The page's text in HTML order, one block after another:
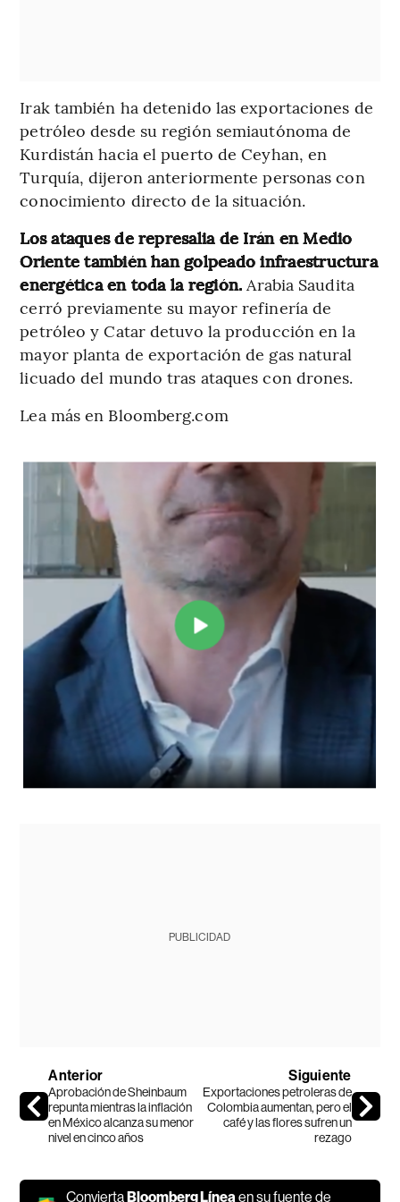
Irak también ha detenido las exportaciones de
petróleo desde su región semiautónoma de
Kurdistán hacia el puerto de Ceyhan, en
Turquía, dijeron anteriormente personas con
conocimiento directo de la situación.
Los ataques de represalia de Irán en Medio
Oriente también han golpeado infraestructura
energética en toda la región. Arabia Saudita
cerró previamente su mayor refinería de
petróleo y Catar detuvo la producción en la
mayor planta de exportación de gas natural
licuado del mundo tras ataques con drones.
Lea más en Bloomberg.com
PUBLICIDAD
Anterior
Aprobación de Sheinbaum
repunta mientras la inflación
en México alcanza su menor
nivel en cinco años
Siguiente
Exportaciones petroleras de
Colombia aumentan, pero el
café y las flores sufren un
rezago
ConviertaBloomberg Línea en su fuente de